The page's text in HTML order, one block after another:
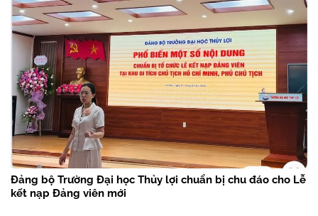
Đảng bộ Trường Đại học Thủy lợi chuẩn bị chu đáo cho Lễ
kết nạp Đảng viên mới